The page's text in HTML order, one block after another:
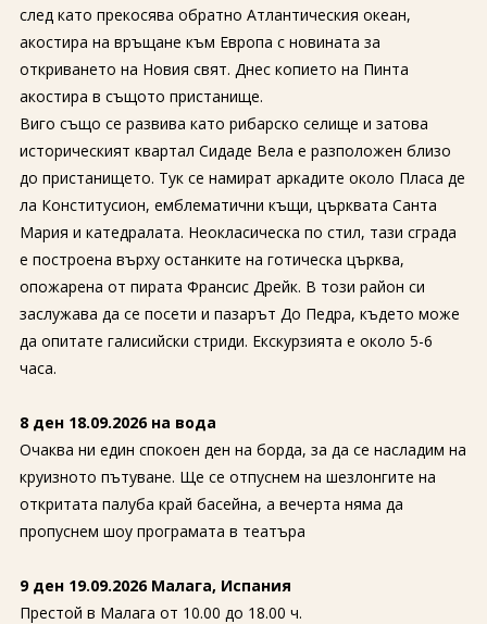
след като прекосява обратно Атлантическия океан,
акостира на връщане към Европа с новината за
откриването на Новия свят. Днес копието на Пинта
акостира в същото пристанище.
Виго също се развива като рибарско селище и затова
историческият квартал Сидаде Вела е разположен близо
до пристанището. Тук се намират аркадите около Пласа де
ла Конститусион, емблематични къщи, църквата Санта
Мария и катедралата. Неокласическа по стил, тази сграда
е построена върху останките на готическа църква,
опожарена от пирата Франсис Дрейк. В този район си
заслужава да се посети и пазарът До Педра, където може
да опитате галисийски стриди. Екскурзията е около 5-6
часа.
8 ден 18.09.2026 на вода
Очаква ни един спокоен ден на борда, за да се насладим на
круизното пътуване. Ще се отпуснем на шезлонгите на
откритата палуба край басейна, а вечерта няма да
пропуснем шоу програмата в театъра
9 ден 19.09.2026 Малага, Испания
Престой в Малага от 10.00 до 18.00 ч.